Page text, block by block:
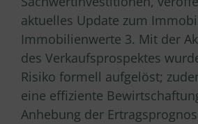
aktuelles Update zum
Immobilienwerte 3. Mit der
des Verkaufsprospektes
Risiko formell aufgelöst;
eine effiziente
Anhebung der